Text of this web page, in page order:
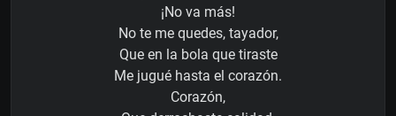
¡No va más!
No te me quedes, tayador,
Que en la bola que tiraste
Me jugué hasta el corazón.
Corazón,